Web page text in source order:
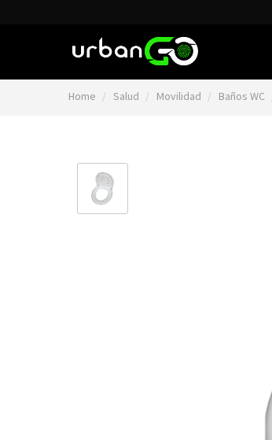
Home Salud Movilidad Baños WC